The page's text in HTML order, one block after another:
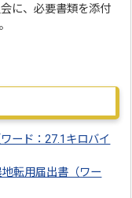
に、必要書類を添付
ード：27.1キロバイ
転用届出書（ワー